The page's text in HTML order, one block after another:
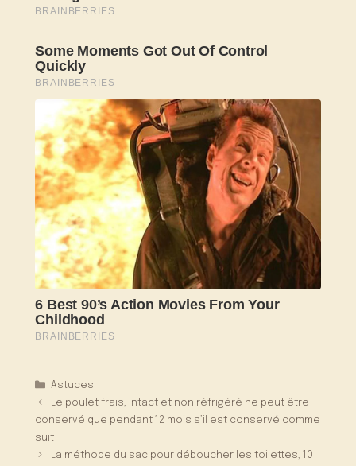
Catégories
Astuces
Le poulet frais, intact et non réfrigéré ne peut être
conservé que pendant 12 mois s’il est conservé comme
suit
La méthode du sac pour déboucher les toilettes, 10